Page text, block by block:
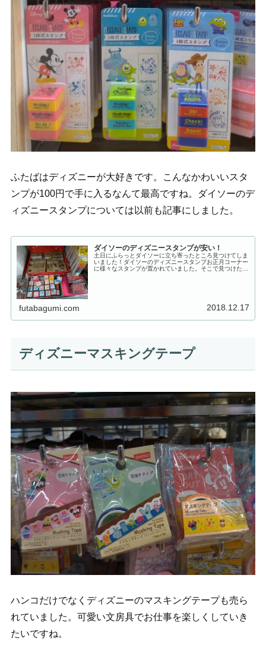
ふたばはディズニーが大好きです。こんなかわいいスタ
ンプが100円で手に入るなんて最高ですね。ダイソーのデ
ィズニースタンプについては以前も記事にしました。
ダイソーのディズニースタンプが安い！
土日にふらっとダイソーに立ち寄ったところ見つけてしま
いました！ダイソーのディズニースタンプお正月コーナー
に様々なスタンプが置かれていました。そこで見つけたの
futabagumi.com 2018.12.17
ディズニーマスキングテープ
ハンコだけでなくディズニーのマスキングテープも売ら
れていました。可愛い文房具でお仕事を楽しくしていき
たいですね。